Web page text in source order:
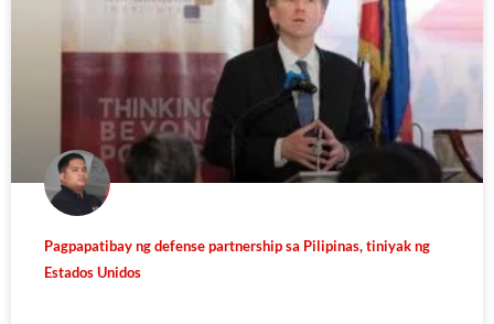
Pagpapatibay ng defense partnership sa Pilipinas, tiniyak ng
Estados Unidos